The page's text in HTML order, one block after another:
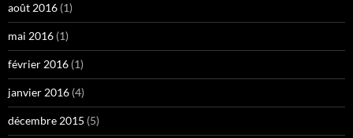
août 2016 (1)
mai 2016 (1)
février 2016 (1)
janvier 2016 (4)
décembre 2015 (5)